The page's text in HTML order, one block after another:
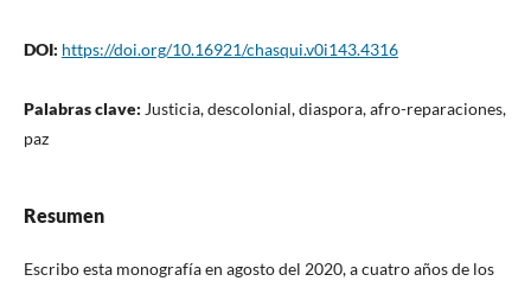
DOI: https://doi.org/10.16921/chasqui.v0i143.4316
Palabras clave: Justicia, descolonial, diaspora, afro-reparaciones,
paz
Resumen
Escribo esta monografía en agosto del 2020, a cuatro años de los